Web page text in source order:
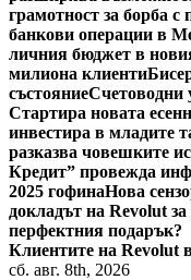
грамотност за борба
банкови операции в
личния бюджет в
милиона клиенти
състояниеСчетоводни
Стартира новата
инвестира в младите
разказва човешките
Кредит” провежда
2025 гофинаНова
докладът на Revolut
перфектния подарък?
Клиентите на Revolut
сб. авг. 8th, 2026